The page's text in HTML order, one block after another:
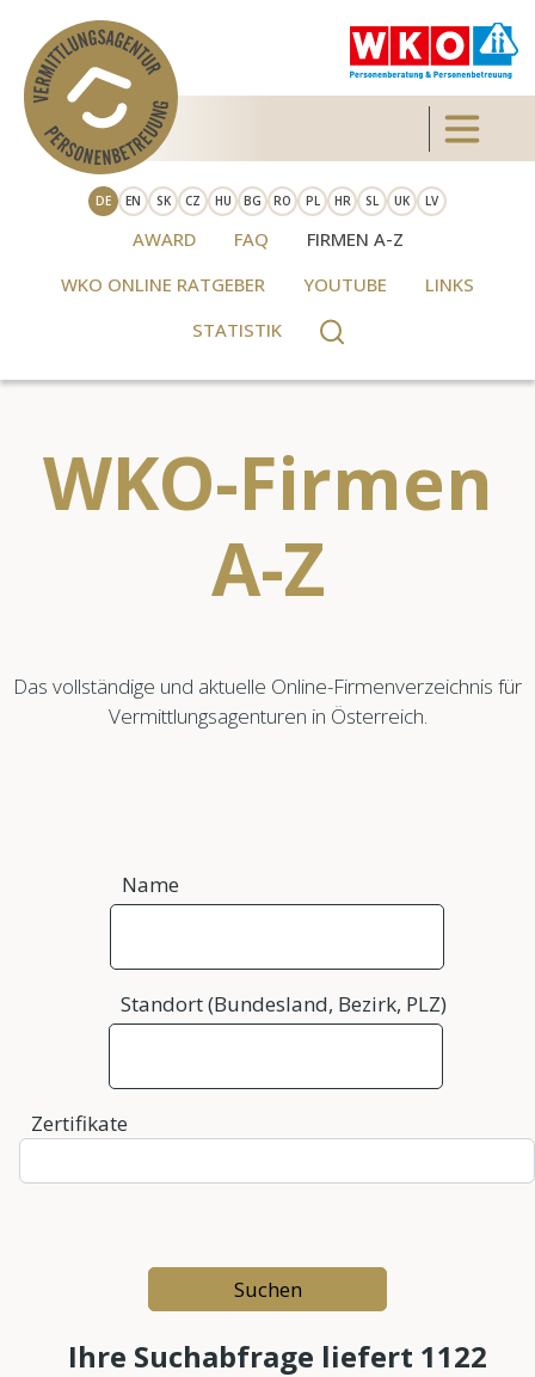
Direkt zum Inhalt Toggle
DE EN SK CZ HU BG RO PL HR SL UK LV
AWARD FAQ
FIRMEN A-Z
WKO ONLINE RATGEBER
YOUTUBE
LINKS
STATISTIK
WKO-Firmen
A-Z
Das vollständige und aktuelle Online-Firmenverzeichnis für
Vermittlungsagenturen in Österreich.
Name
Standort (Bundesland, Bezirk, PLZ)
Zertifikate
Ihre Suchabfrage liefert 1122